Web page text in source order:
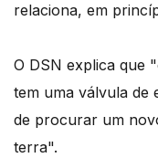
relaciona, em
O DSN explica que
tem uma válvula de
de procurar um
terra".